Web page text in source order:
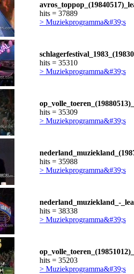
hits = 37889
> Muziekprogramma&#39;s
hits = 35310
> Muziekprogramma&#39;s
hits = 35309
> Muziekprogramma&#39;s
hits = 35988
> Muziekprogramma&#39;s
nederland_muziekland_-
hits = 38338
> Muziekprogramma&#39;s
hits = 35203
> Muziekprogramma&#39;s